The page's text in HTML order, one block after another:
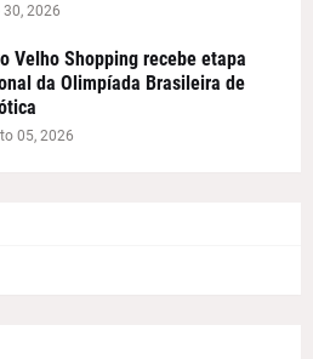
30, 2026
Velho Shopping recebe etapa
da Olimpíada Brasileira de
05, 2026